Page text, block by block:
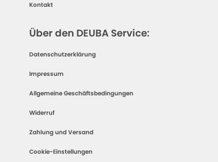
Kontakt
Über den DEUBA Service:
Datenschutzerklärung
Impressum
Allgemeine Geschäftsbedingungen
Widerruf
Zahlung und Versand
Cookie-Einstellungen